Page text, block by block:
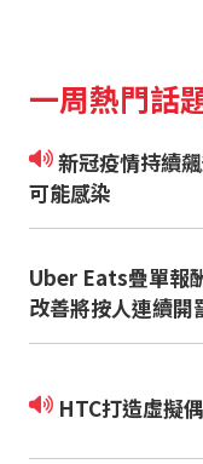
一周熱門話
新冠疫情持續飆升 常見八大症狀 沒發燒也
可能感染
Uber Eats疊單報
改善將按人連續開
HTC打造虛擬